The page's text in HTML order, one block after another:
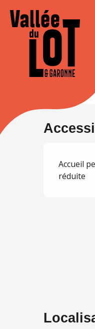
contenu
principal
Accueil
Mairie
455
Accueil
réduite